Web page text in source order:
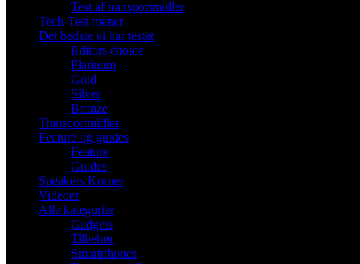
Test af transportmidler
Tech-Test mener
Det bedste vi har testet
Editors choice
Platinum
Gold
Silver
Bronze
Transportmidler
Feature og guides
Feature
Guides
Speakers Korner
Videoer
Alle kategorier
Gadgets
Tilbehør
Smartphones